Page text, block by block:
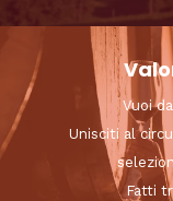
Vuoi
Unisciti al
Fatti